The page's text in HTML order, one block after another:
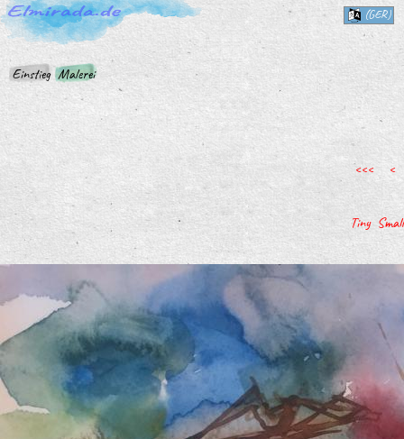
Einstieg Malerei
(GER)
<<< <
Tiny Small